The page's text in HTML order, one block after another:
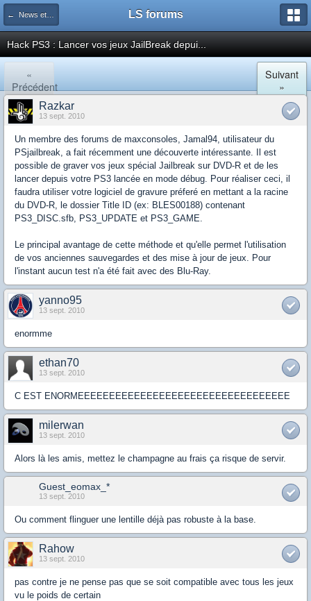
← News et actualités postées sur LS LS forums
Hack PS3 : Lancer vos jeux JailBreak depui...
«
Précédent
Suivant
»
Razkar
13 sept. 2010
Un membre des forums de maxconsoles, Jamal94, utilisateur du
PSjailbreak, a fait récemment une découverte intéressante. Il est
possible de graver vos jeux spécial Jailbreak sur DVD-R et de les
lancer depuis votre PS3 lancée en mode débug. Pour réaliser ceci, il
faudra utiliser votre logiciel de gravure préferé en mettant a la racine
du DVD-R, le dossier Title ID (ex: BLES00188) contenant
PS3_DISC.sfb, PS3_UPDATE et PS3_GAME.
Le principal avantage de cette méthode et qu'elle permet l'utilisation
de vos anciennes sauvegardes et des mise à jour de jeux. Pour
l'instant aucun test n'a été fait avec des Blu-Ray.
yanno95
13 sept. 2010
enormme
ethan70
13 sept. 2010
C EST ENORMEEEEEEEEEEEEEEEEEEEEEEEEEEEEEEEEEE
milerwan
13 sept. 2010
Alors là les amis, mettez le champagne au frais ça risque de servir.
Guest_eomax_*
13 sept. 2010
Ou comment flinguer une lentille déjà pas robuste à la base.
Rahow
13 sept. 2010
pas contre je ne pense pas que se soit compatible avec tous les jeux
vu le poids de certain